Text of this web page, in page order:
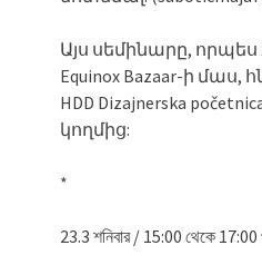
Այս սեմինարը, որպես
Equinox Bazaar-ի մաս,
HDD Dizajnerska
կողմից:
*
23.3 শনিবার / 15:00 থেকে 17:00